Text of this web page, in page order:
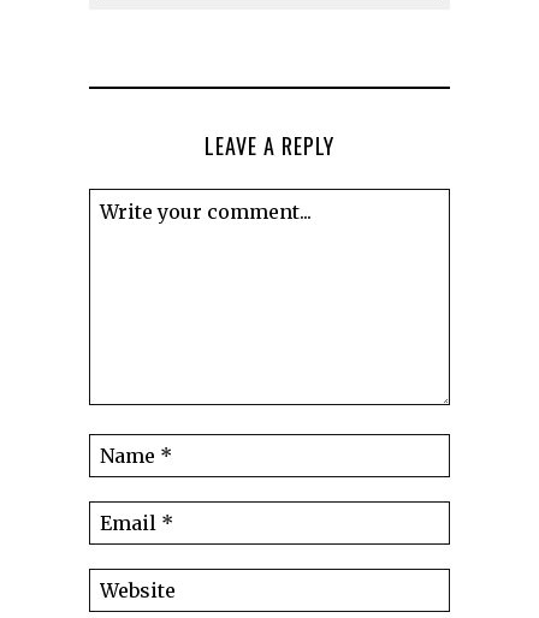
LEAVE A REPLY